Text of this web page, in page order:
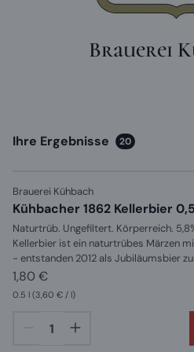
Brauerei
Ihre Ergebnisse 20
Brauerei Kühbach
Kühbacher 1862 Kellerbier
Naturtrüb. Ungefiltert. Körperreich.
Kellerbier ist ein naturtrübes Märzen
- entstanden 2012 als Jubiläumsbier
Familie von Beck-Peccoz in Kühbach.
an alle Bierliebhaber begann, ist heute
Kühbacher Traditionsbiere:
Unterschied zwischen Kellerbier und
ungefiltert und nicht pasteurisiert —
1,80 €
0.5 l (3,60 € / l)